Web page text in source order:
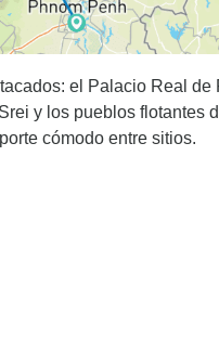
el Palacio Real de
y los pueblos flotantes
cómodo entre sitios.